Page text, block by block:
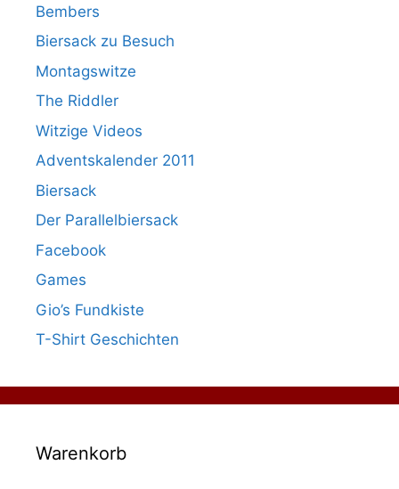
Bembers
Biersack zu Besuch
Montagswitze
The Riddler
Witzige Videos
Adventskalender 2011
Biersack
Der Parallelbiersack
Facebook
Games
Gio’s Fundkiste
T-Shirt Geschichten
Warenkorb